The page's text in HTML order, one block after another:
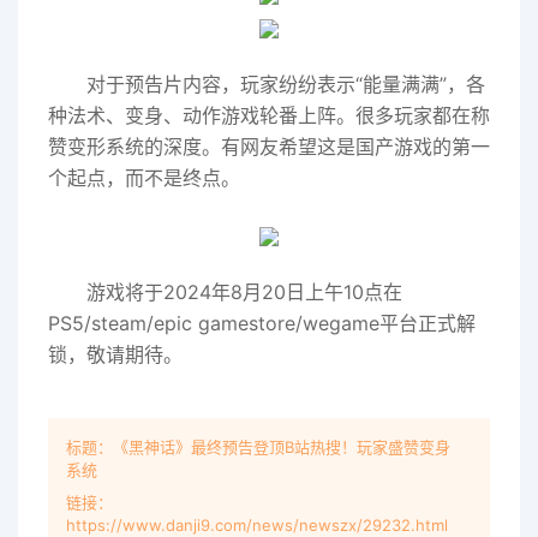
对于预告片内容，玩家纷纷表示“能量满满”，各
种法术、变身、动作游戏轮番上阵。很多玩家都在称
赞变形系统的深度。有网友希望这是国产游戏的第一
个起点，而不是终点。
游戏将于2024年8月20日上午10点在
PS5/steam/epic gamestore/wegame平台正式解
锁，敬请期待。
标题：《黑神话》最终预告登顶B站热搜！玩家盛赞变身
系统
链接：
https://www.danji9.com/news/newszx/29232.html